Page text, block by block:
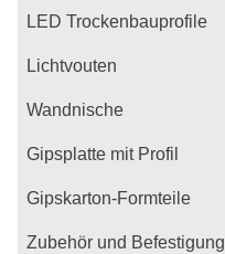
LED Trockenbauprofile
Lichtvouten
Wandnische
Gipsplatte mit Profil
Gipskarton-Formteile
Zubehör und Befestigung